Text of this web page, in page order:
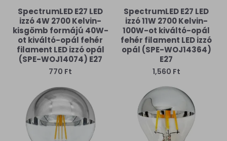
SpectrumLED E27 LED
izzó 4W 2700 Kelvin-
kisgömb formájú 40W-
ot kiváltó-opál fehér
filament LED izzó opál
(SPE-WOJ14074) E27
770 Ft
SpectrumLED E27 LED
izzó 11W 2700 Kelvin-
100W-ot kiváltó-opál
fehér filament LED izzó
opál (SPE-WOJ14364)
E27
1,560 Ft